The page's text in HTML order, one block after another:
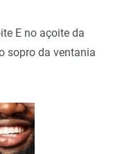
E no açoite da
sopro da ventania